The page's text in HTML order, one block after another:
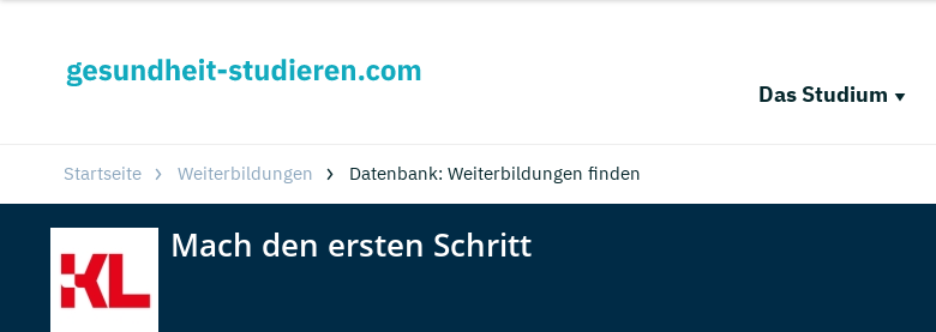
Das Studium
Startseite Weiterbildungen Datenbank: Weiterbildungen finden